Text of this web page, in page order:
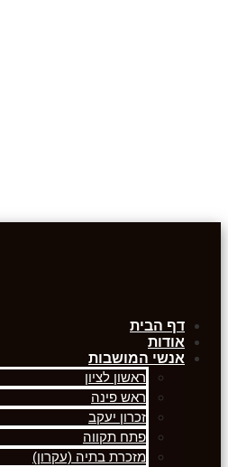
דף הבית
אודות
אנשי המושבות
ראשון לציון
ראש פינה
זכרון יעקב
פתח תקווה
מזכרת בתיה (עקרון)